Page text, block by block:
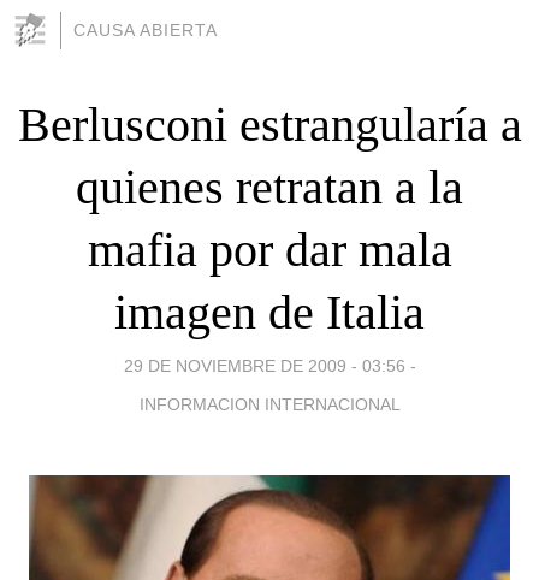
CAUSA ABIERTA
Berlusconi estrangularía a
quienes retratan a la
mafia por dar mala
imagen de Italia
29 DE NOVIEMBRE DE 2009 - 03:56 -
INFORMACION INTERNACIONAL